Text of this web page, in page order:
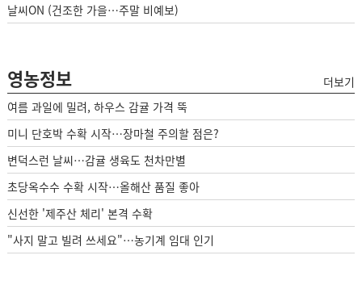
날씨ON (건조한 가을…주말 비예보)
영농정보
더보기
여름 과일에 밀려, 하우스 감귤 가격 뚝
미니 단호박 수확 시작…장마철 주의할 점은?
변덕스런 날씨…감귤 생육도 천차만별
초당옥수수 수확 시작…올해산 품질 좋아
신선한 '제주산 체리' 본격 수확
"사지 말고 빌려 쓰세요"…농기계 임대 인기